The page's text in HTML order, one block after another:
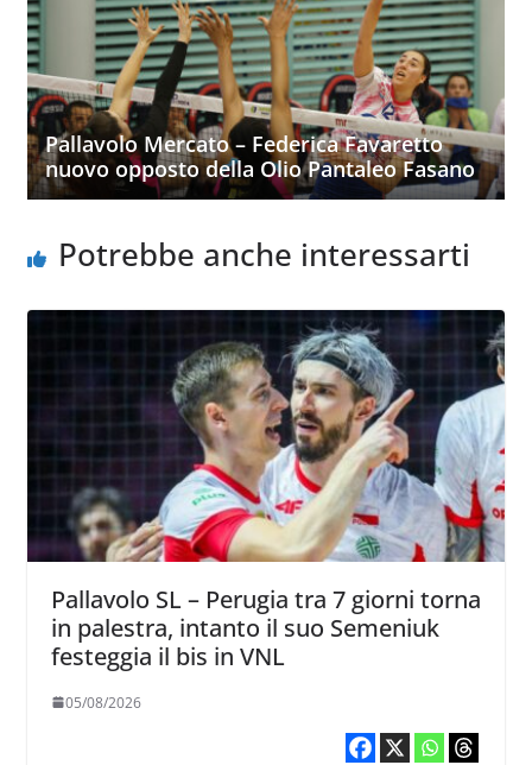
Pallavolo Mercato – Federica Favaretto
nuovo opposto della Olio Pantaleo Fasano
Potrebbe anche interessarti
Pallavolo SL – Perugia tra 7 giorni torna
in palestra, intanto il suo Semeniuk
festeggia il bis in VNL
05/08/2026